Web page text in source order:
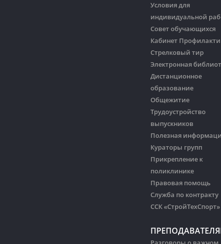
Условия для
индивидуальной
Совет обучающихся
Кабинет
Стрелковый тир
Электронная
Дистанционное
образование
Общежитие
Трудоустройство
выпускников
Полезная
Кураторы групп
Прикрепление к
поликлинике
Правовая помощь
Служба по контракту
ССК «СтройТехСпорт»